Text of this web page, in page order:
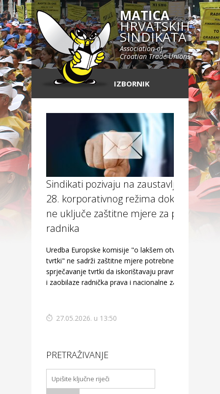
MATICA
HRVATSKIH
SINDIKATA
Association of
Croatian Trade Unions
IZBORNIK
Sindikati pozivaju na zaustavljanje
28. korporativnog režima dok se
ne uključe zaštitne mjere za prava
radnika
Uredba Europske komisije "o lakšem otvaranju
tvrtki" ne sadrži zaštitne mjere potrebne za
sprječavanje tvrtki da iskorištavaju pravne rupe
i zaobilaze radnička prava i nacionalne zakone.
27.05.2026. u 13:50
PRETRAŽIVANJE